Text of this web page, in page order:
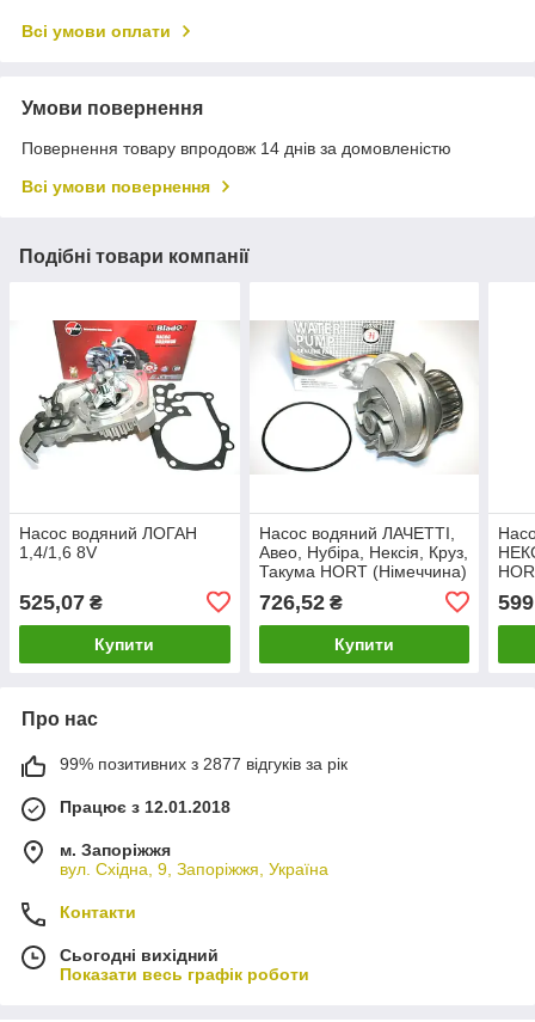
Всі умови оплати
Умови повернення
Повернення товару впродовж 14 днів за домовленістю
Всі умови повернення
Подібні товари компанії
Насос водяний ЛОГАН
1,4/1,6 8V
525,07 ₴
Купити
Насос водяний ЛАЧЕТТІ,
Авео, Нубіра, Нексія, Круз,
Такума HORT (Німеччина)
(помпа Chevrolet Lacetti)
96872702
726,52₴
Купити
двс)
Про нас
99% позитивних з 2877 відгуків за рік
Працює з 12.01.2018
м. Запоріжжя
вул. Східна, 9, Запоріжжя, Україна
Контакти
Сьогодні вихідний
Показати весь графік роботи